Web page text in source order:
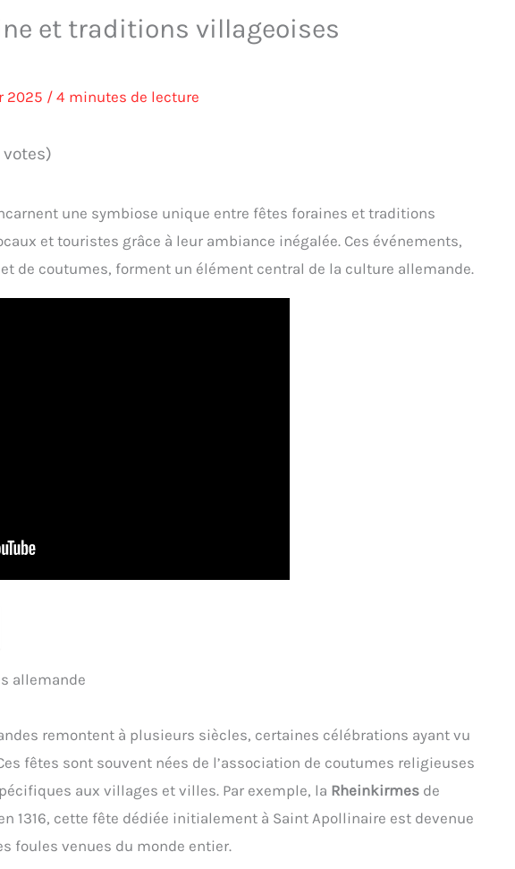
et traditions villageoises
2025 / 4 minutes de lecture
une symbiose unique entre fêtes foraines et traditions
et touristes grâce à leur ambiance inégalée. Ces événements,
de coutumes, forment un élément central de la culture allemande.
allemande
remontent à plusieurs siècles, certaines célébrations ayant vu
fêtes sont souvent nées de l’association de coutumes religieuses
aux villages et villes. Par exemple, la Rheinkirmes de
1316, cette fête dédiée initialement à Saint Apollinaire est devenue
foules venues du monde entier.